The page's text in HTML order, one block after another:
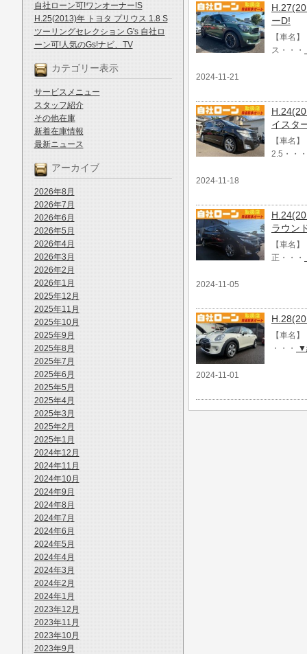
自社ローン可!ワンオーナー!S
H.25(2013)年 トヨタ プリウス 1.8 S
ツーリングセレクション G's 自社ロ
ーン可!人気のGs!ナビ、TV
カテゴリー表示
サービスメニュー
スタッフ紹介
その他在庫
新着在庫情報
最新ニュース
アーカイブ
2026年8月
2026年7月
2026年6月
2026年5月
2026年4月
2026年3月
2026年2月
2026年1月
2025年12月
2025年11月
2025年10月
2025年9月
2025年8月
2025年7月
2025年6月
2025年5月
2025年4月
2025年3月
2025年2月
2025年1月
2024年12月
2024年11月
2024年10月
2024年9月
2024年8月
2024年7月
2024年6月
2024年5月
2024年4月
2024年3月
2024年2月
2024年1月
2023年12月
2023年11月
2023年10月
2023年9月
ーD!
【車名
ス・・・
2024-11-21
イスタ
【車名
2.5・・・
2024-11-18
ラウン
【車名
正・・・
2024-11-05
【車名
・・・
▼
2024-11-01